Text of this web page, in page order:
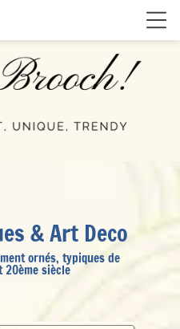
& Art Deco
ornés, typiques de
20ème siècle